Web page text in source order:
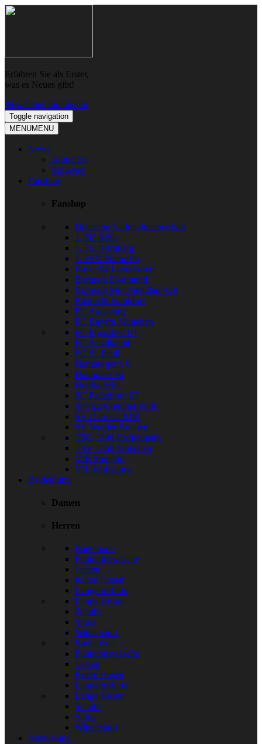
Skip
Skip
Erfahren Sie als Erster,
was es Neues gibt!
Newsletter abonnieren
Toggle navigation
MENUMENU
News
Aktuelles
Ratgeber
Fanshop
Fanshop
Deutsche Nationalmannschaft
1. FC Köln
1. FC Nürnberg
1. FSV Mainz 05
Bayer 04 Leverkusen
Borussia Dortmund
Borussia Mönchengladbach
Eintracht Frankfurt
FC Augsburg
FC Bayern München
FC Ingolstadt 04
FC Schalke 04
FC St. Pauli
Hamburger SV
Hannover 96
Hertha BSC
SC Paderborn 07
SpVgg Greuther Fürth
SV Darmstadt 98
SV Werder Bremen
TSG 1899 Hoffenheim
TSV 1860 München
VfB Stuttgart
VfL Wolfsburg
Bekleidung
Damen
Herren
Bademode
Funktionswäsche
Jacken
Kurze Hosen
Langarmshirts
Lange Hosen
Schuhe
Shirts
Wintersport
Bademode
Funktionswäsche
Jacken
Kurze Hosen
Langarmshirts
Lange Hosen
Schuhe
Shirts
Wintersport
Ausrüstung